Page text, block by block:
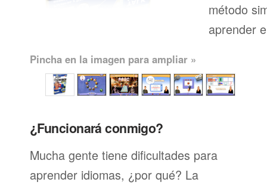
método
aprender
Pincha en la imagen para ampliar »
¿Funcionará conmigo?
Mucha gente tiene dificultades para
aprender idiomas, ¿por qué? La